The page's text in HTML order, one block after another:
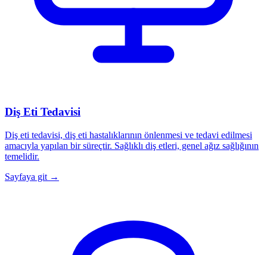
Diş Eti Tedavisi
Diş eti tedavisi, diş eti hastalıklarının önlenmesi ve tedavi edilmesi
amacıyla yapılan bir süreçtir. Sağlıklı diş etleri, genel ağız sağlığının
temelidir.
Sayfaya git →